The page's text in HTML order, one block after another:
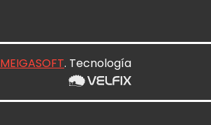
MEIGASOFT. Tecnología